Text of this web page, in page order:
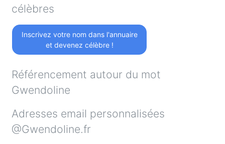
célèbres
Inscrivez votre nom dans l'annuaire
et devenez célèbre !
Référencement autour du mot
Gwendoline
Adresses email personnalisées
@Gwendoline.fr